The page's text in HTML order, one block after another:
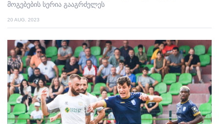
მოგებების სერია გააგრძელეს
20 AUG. 2023